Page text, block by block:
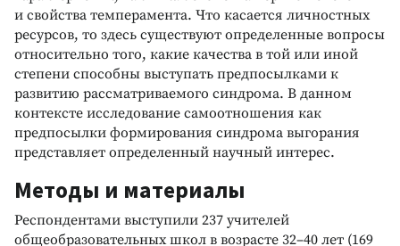
и свойства темперамента. Что касается личностных
ресурсов, то здесь существуют определенные вопросы
относительно того, какие качества в той или иной
степени способны выступать предпосылками к
развитию рассматриваемого синдрома. В данном
контексте исследование самоотношения как
предпосылки формирования синдрома выгорания
представляет определенный научный интерес.
Методы и материалы
Респондентами выступили 237 учителей
общеобразовательных школ в возрасте 32–40 лет (169